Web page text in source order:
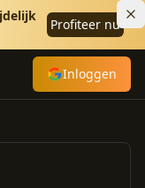
Profiteer nu
Inloggen